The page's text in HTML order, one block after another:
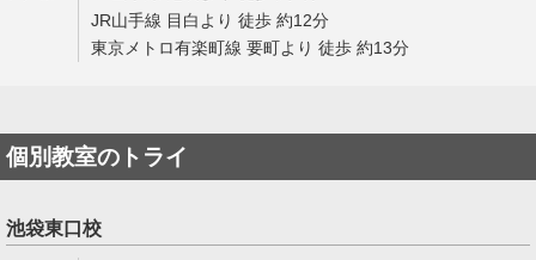
JR山手線 目白より 徒歩 約12分
東京メトロ有楽町線 要町より 徒歩 約13分
個別教室のトライ
池袋東口校